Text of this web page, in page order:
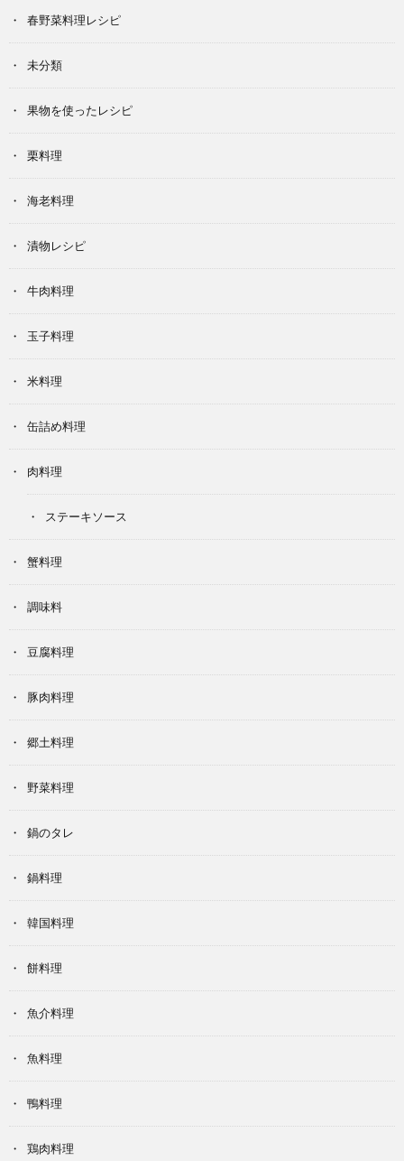
春野菜料理レシピ
未分類
果物を使ったレシピ
栗料理
海老料理
漬物レシピ
牛肉料理
玉子料理
米料理
缶詰め料理
肉料理
ステーキソース
蟹料理
調味料
豆腐料理
豚肉料理
郷土料理
野菜料理
鍋のタレ
鍋料理
韓国料理
餅料理
魚介料理
魚料理
鴨料理
鶏肉料理